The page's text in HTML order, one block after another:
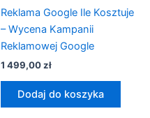
Reklama Google Ile Kosztuje
– Wycena Kampanii
Reklamowej Google
1 499,00zł
Dodaj do koszyka